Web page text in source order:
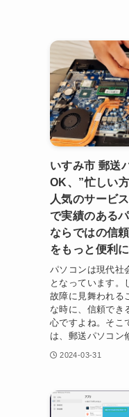
いすみ市 郵送
OK、”忙しい
人気のサービ
で実績のある
ならではの信
をもっと便利に
パソコンは現代社
となっています。
故障に見舞われる
な時に、信頼でき
心ですよね。そこ
は、郵送パソコン
2024-03-31